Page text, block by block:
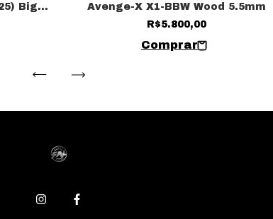
Big
Avenge-X X1-BBW Wood 5.5mm
R$5.800,00